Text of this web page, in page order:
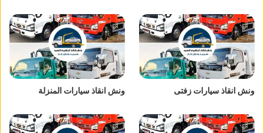
ونش انقاذ سيارات زفتى ونش انقاذ سيارات المنزلة